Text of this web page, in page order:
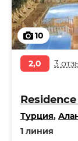
10
2,0 3
Турция,
1 линия